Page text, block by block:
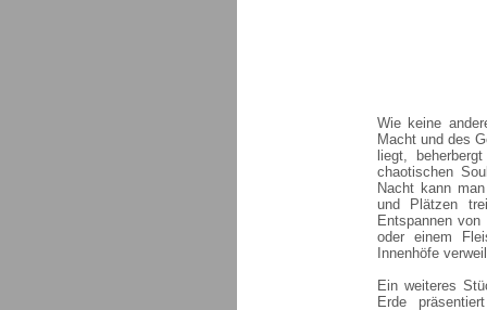
Wie keine
Macht und des
liegt,
chaotischen
Nacht kann
und Plätzen
Entspannen
oder einem
Innenhöfe
Ein weiteres
Erde